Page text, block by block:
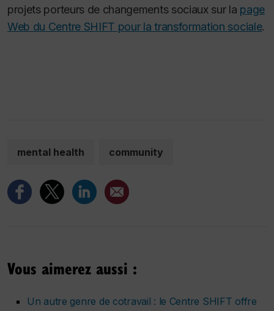
projets porteurs de changements sociaux sur la page
Web du Centre SHIFT pour la transformation sociale.
mental health community
Vous aimerez aussi :
Un autre genre de cotravail : le Centre SHIFT offre